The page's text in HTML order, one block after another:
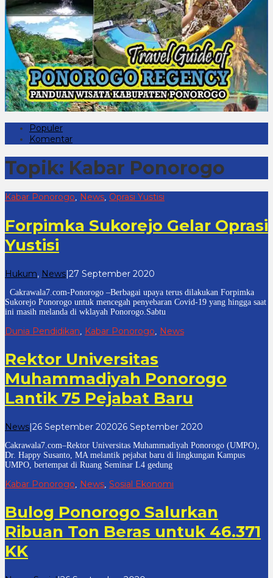
Populer
Komentar
Topik: Kabar Ponorogo
Kabar Ponorogo, News, Oprasi Yustisi
Forpimka Sukorejo Gelar Oprasi
Yustisi
Hukum, News|27 September 2020
7
Cakrawala7.com-Ponorogo –Berbagai upaya terus dilakukan Forpimka
Sukorejo Ponorogo untuk mencegah penyebaran Covid-19 yang hingga saat
ini masih melanda di wklayah Ponorogo.Sabtu
Dunia Pendidikan Kabar Ponorogo News
Rektor Universitas
Muhammadiyah Ponorogo
Lantik 75 Pejabat Baru
News|26 September 202026 September 2020
7
Cakrawala7.com–Rektor Universitas Muhammadiyah Ponorogo (UMPO),
Dr. Happy Susanto, MA melantik pejabat baru di lingkungan Kampus
UMPO, bertempat di Ruang Seminar L4 gedung
Kabar Ponorogo News Sosial Ekonomi
Bulog Ponorogo Salurkan
Ribuan Ton Beras untuk 46.371
KK